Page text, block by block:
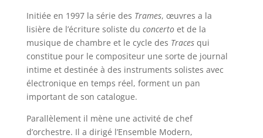
Initiée en 1997 la série des Trames, œuvres a la
lisière de l’écriture soliste du concertoet de la
musique de chambre et le cycle des Tracesqui
constitue pour le compositeur une sorte de journal
intime et destinée à des instruments solistes avec
électronique en temps réel, forment un pan
important de son catalogue.
Parallèlement il mène une activité de chef
d’orchestre. Il a dirigé l’Ensemble Modern,